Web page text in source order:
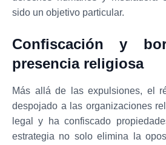
sido un objetivo particular.
Confiscación y
presencia religiosa
Más allá de las expulsiones, el
despojado a las organizaciones
legal y ha confiscado
estrategia no solo elimina la